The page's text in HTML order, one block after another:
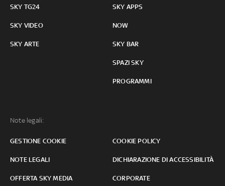
SKY TG24
SKY VIDEO
SKY ARTE
SKY APPS
NOW
SKY BAR
SPAZI SKY
PROGRAMMI
Note legali:
GESTIONE COOKIE COOKIE POLICY
NOTE LEGALI DICHIARAZIONE DI ACCESSIBILITÀ
OFFERTA SKY MEDIA CORPORATE